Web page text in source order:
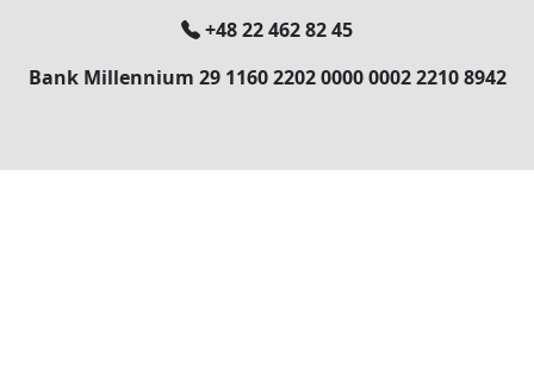
+48 22 462 82 45
Bank Millennium 29 1160 2202 0000 0002 2210 8942